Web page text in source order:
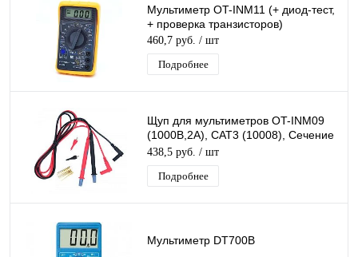
Мультиметр OT-INM11 (+ диод-тест,
+ проверка транзисторов)
460,7 руб. / шт
Подробнее
Щуп для мультиметров OT-INM09
(1000В,2А), CAT3 (10008), Сечение
62*0.13мм, Длина 1,55м, Ток 10А
438,5 руб. / шт
Подробнее
Мультиметр DT700B